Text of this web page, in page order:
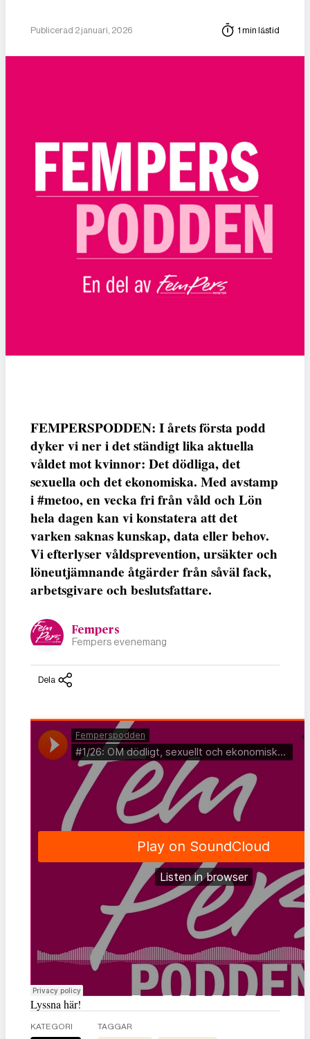
Publicerad 2 januari, 2026 1 min lästid
FEMPERSPODDEN: I årets första podd
dyker vi ner i det ständigt lika aktuella
våldet mot kvinnor: Det dödliga, det
sexuella och det ekonomiska. Med avstamp
i #metoo, en vecka fri från våld och Lön
hela dagen kan vi konstatera att det
varken saknas kunskap, data eller behov.
Vi efterlyser våldsprevention, ursäkter och
löneutjämnande åtgärder från såväl fack,
arbetsgivare och beslutsfattare.
Fempers
Fempers evenemang
Dela
Lyssna här!
KATEGORI TAGGAR